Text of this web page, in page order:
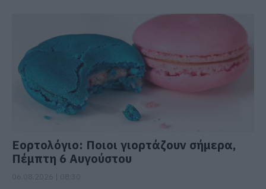
Εορτολόγιο: Ποιοι γιορτάζουν σήμερα,
Πέμπτη 6 Αυγούστου